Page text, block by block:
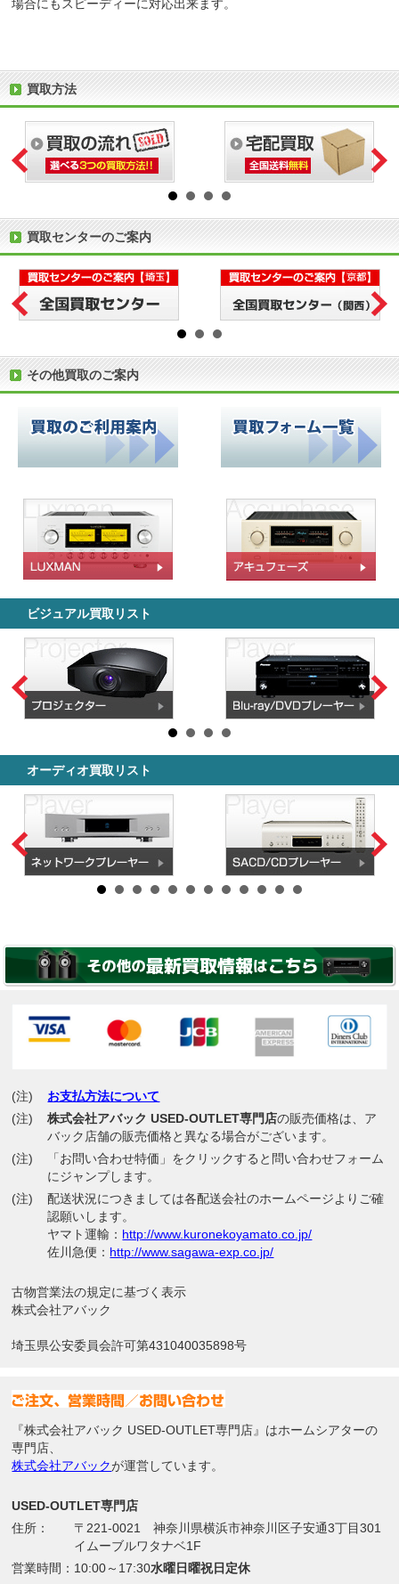
場合にもスピーディーに対応出来ます。
買取方法
買取センターのご案内
その他買取のご案内
ビジュアル買取リスト
オーディオ買取リスト
(注)
お支払方法について
(注)
株式会社アバック USED-OUTLET専門店の販売価格は、ア
バック店舗の販売価格と異なる場合がございます。
(注)
「お問い合わせ特価」をクリックすると問い合わせフォーム
にジャンプします。
(注)
配送状況につきましては各配送会社のホームページよりご確
認願いします。
ヤマト運輸： http://www.kuronekoyamato.co.jp/
佐川急便： http://www.sagawa-exp.co.jp/
古物営業法の規定に基づく表示
株式会社アバック
埼玉県公安委員会許可第431040035898号
『株式会社アバック USED-OUTLET専門店』はホームシアターの
専門店、
株式会社アバックが運営しています。
USED-OUTLET専門店
住所：
〒221-0021 神奈川県横浜市神奈川区子安通3丁目301
イムーブルワタナベ1F
営業時間： 10:00～17:30水曜日曜祝日定休